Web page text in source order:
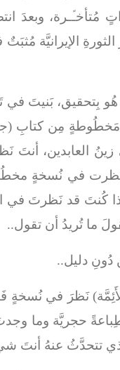
وبعدَ
الإيرانيَّة
بِتحقيق، بَنيتَ
مَخطُوطةٍ مِن كتابِ
زينُ العابدين،
نَظرت في نُسخةٍ
كُنتَ قد نَظرتَ في
ما تُريدُ أن تقول..
دُونِ دليل..
في نُسخةٍ فَنقلَ
حجريَّة وما وجدتَ
تتحدَّثُ عنهُ أنتَ